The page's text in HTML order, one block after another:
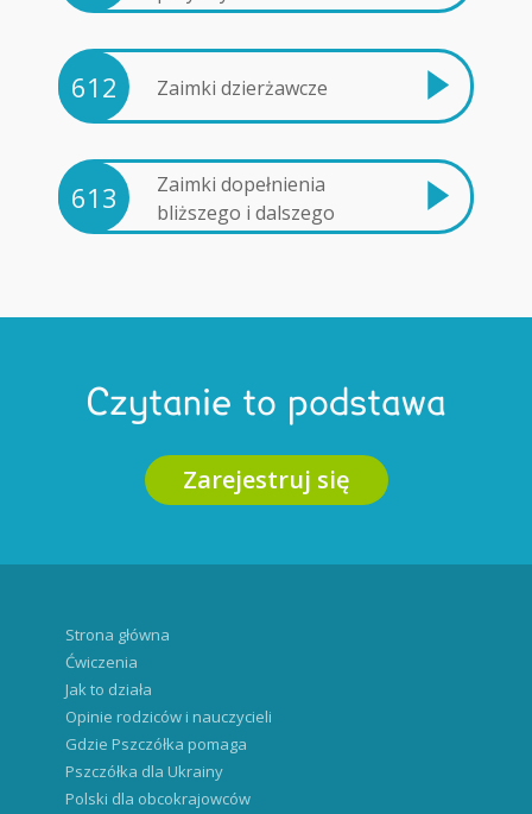
612 Zaimki dzierżawcze
613
Zaimki dopełnienia
bliższego i dalszego
Czytanie to podstawa
Zarejestruj się
Strona główna
Ćwiczenia
Jak to działa
Opinie rodziców i nauczycieli
Gdzie Pszczółka pomaga
Pszczółka dla Ukrainy
Polski dla obcokrajowców